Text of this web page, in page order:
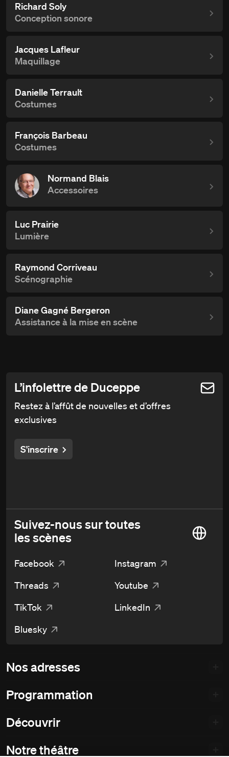
Richard Soly
Conception sonore
Jacques Lafleur
Maquillage
Danielle Terrault
Costumes
François Barbeau
Costumes
Normand Blais
Accessoires
Luc Prairie
Lumière
Raymond Corriveau
Scénographie
Diane Gagné Bergeron
Assistance à la mise en scène
L’infolettre de Duceppe
Restez à l’affût de nouvelles et d’offres
exclusives
S'inscrire
Suivez-nous sur toutes
les scènes
Facebook
Instagram
Threads
Youtube
TikTok
LinkedIn
Bluesky
Nos adresses
Programmation
Découvrir
Notre théâtre